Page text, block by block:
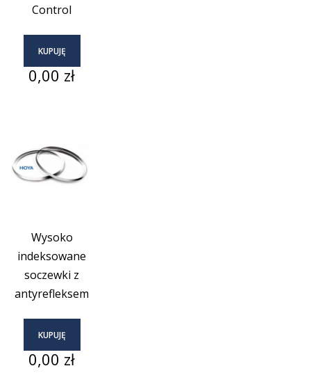
Control
KUPUJĘ
Cena
0,00 zł
Wysoko
indeksowane
soczewki z
antyrefleksem
KUPUJĘ
Cena
0,00 zł